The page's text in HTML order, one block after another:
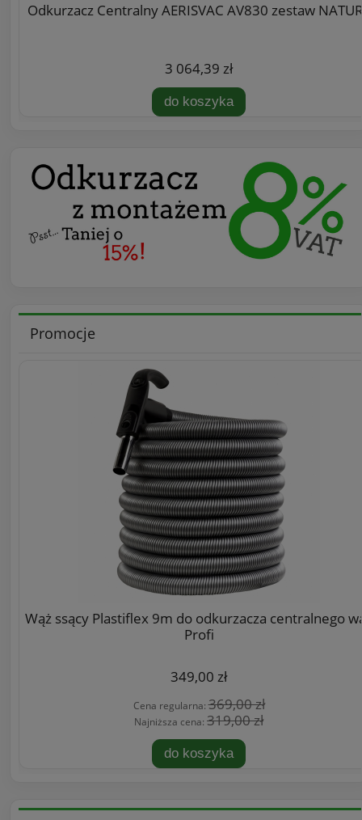
Odkurzacz Centralny AERISVAC AV830 zestaw
3 064,39 zł
do koszyka
Promocje
Wąż ssący Plastiflex 9m do odkurzacza centralnego
Profi
349,00 zł
Cena regularna:369,00 zł
Najniższa cena: 319,00 zł
do koszyka